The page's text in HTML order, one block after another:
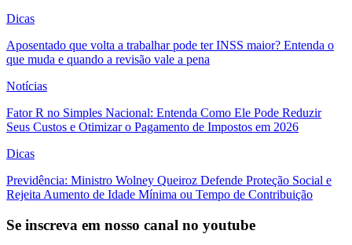
Dicas
Aposentado que volta a trabalhar pode ter INSS maior? Entenda o
que muda e quando a revisão vale a pena
Notícias
Fator R no Simples Nacional: Entenda Como Ele Pode Reduzir
Seus Custos e Otimizar o Pagamento de Impostos em 2026
Dicas
Previdência: Ministro Wolney Queiroz Defende Proteção Social e
Rejeita Aumento de Idade Mínima ou Tempo de Contribuição
Se inscreva em nosso canal no youtube